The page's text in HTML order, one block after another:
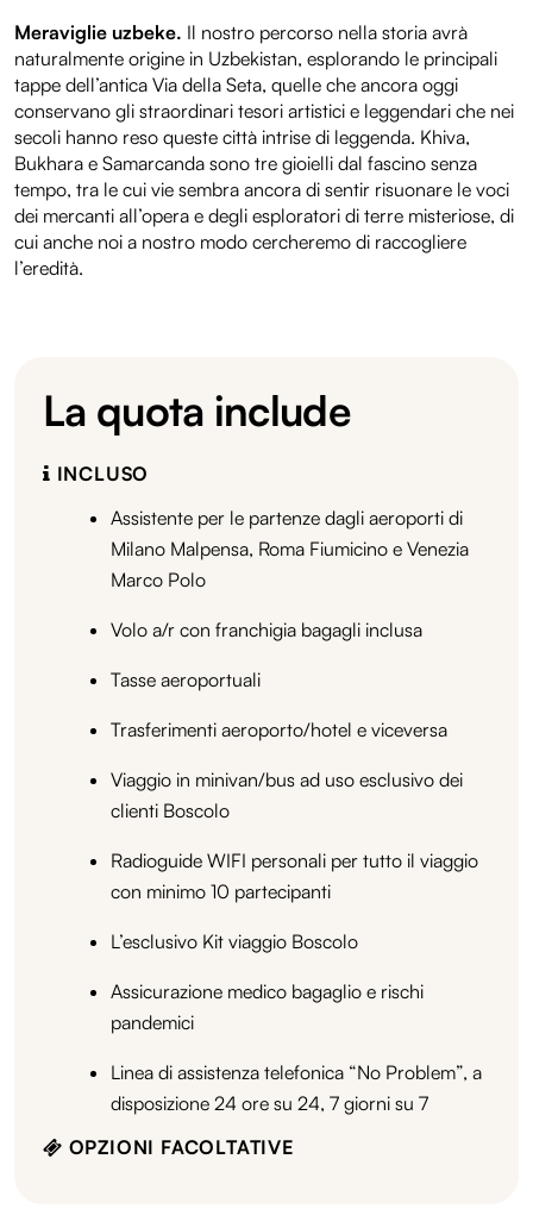
Meraviglie uzbeke. Il nostro percorso nella storia avrà
naturalmente origine in Uzbekistan, esplorando le principali
tappe dell’antica Via della Seta, quelle che ancora oggi
conservano gli straordinari tesori artistici e leggendari che nei
secoli hanno reso queste città intrise di leggenda. Khiva,
Bukhara e Samarcanda sono tre gioielli dal fascino senza
tempo, tra le cui vie sembra ancora di sentir risuonare le voci
dei mercanti all’opera e degli esploratori di terre misteriose, di
cui anche noi a nostro modo cercheremo di raccogliere
l’eredità.
La quota include
INCLUSO
Assistente per le partenze dagli aeroporti di
Milano Malpensa, Roma Fiumicino e Venezia
Marco Polo
Volo a/r con franchigia bagagli inclusa
Tasse aeroportuali
Trasferimenti aeroporto/hotel e viceversa
Viaggio in minivan/bus ad uso esclusivo dei
clienti Boscolo
Radioguide WIFI personali per tutto il viaggio
con minimo 10 partecipanti
L’esclusivo Kit viaggio Boscolo
Assicurazione medico bagaglio e rischi
pandemici
Linea di assistenza telefonica “No Problem”, a
disposizione 24 ore su 24, 7 giorni su 7
OPZIONI FACOLTATIVE